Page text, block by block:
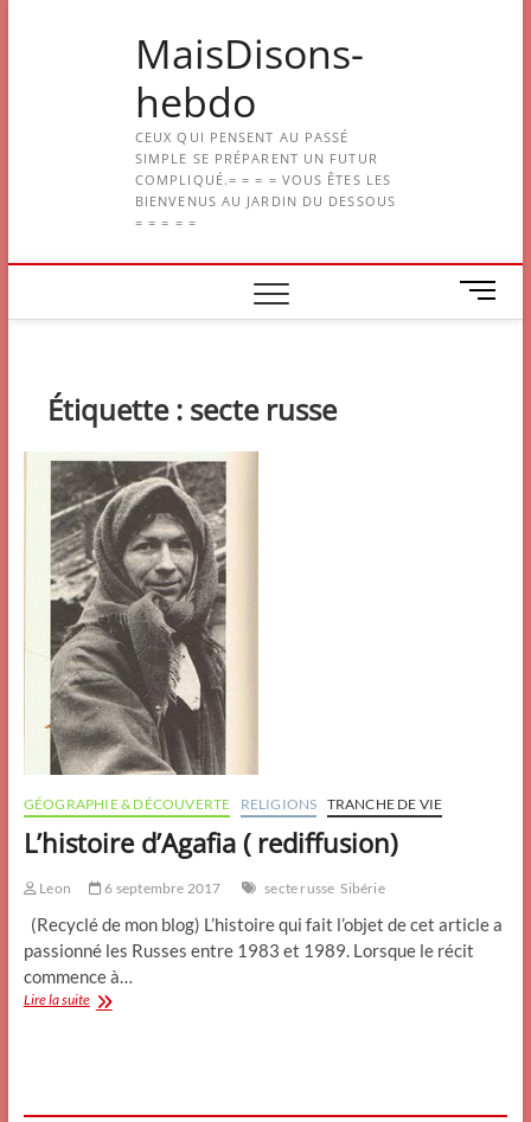
MaisDisons-
hebdo
CEUX QUI PENSENT AU PASSÉ
SIMPLE SE PRÉPARENT UN FUTUR
COMPLIQUÉ.= = = = VOUS ÊTES LES
BIENVENUS AU JARDIN DU DESSOUS
= = = = =
M
e
Étiquette : secte russe
GÉOGRAPHIE & DÉCOUVERTE RELIGIONS TRANCHE DE VIE
L’histoire d’Agafia ( rediffusion)
Leon 6 septembre 2017 secte russe Sibérie
(Recyclé de mon blog) L’histoire qui fait l’objet de cet article a
passionné les Russes entre 1983 et 1989. Lorsque le récit
commence à…
Lire la suiteL’histoire